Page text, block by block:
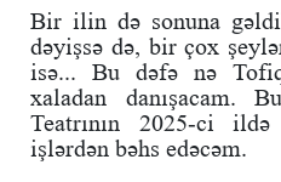
Bir ilin də sonuna
dəyişsə də, bir çox
isə... Bu dəfə nə
xaladan danışacam.
Teatrının 2025-ci
işlərdən bəhs edəcəm.